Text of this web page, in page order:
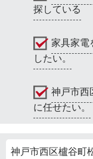
探している
家具家電
したい。
神戸市西
に任せたい。
神戸市西区櫨谷町